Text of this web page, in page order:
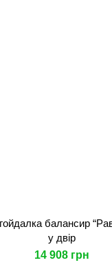
балансир
у двір
14 908 грн